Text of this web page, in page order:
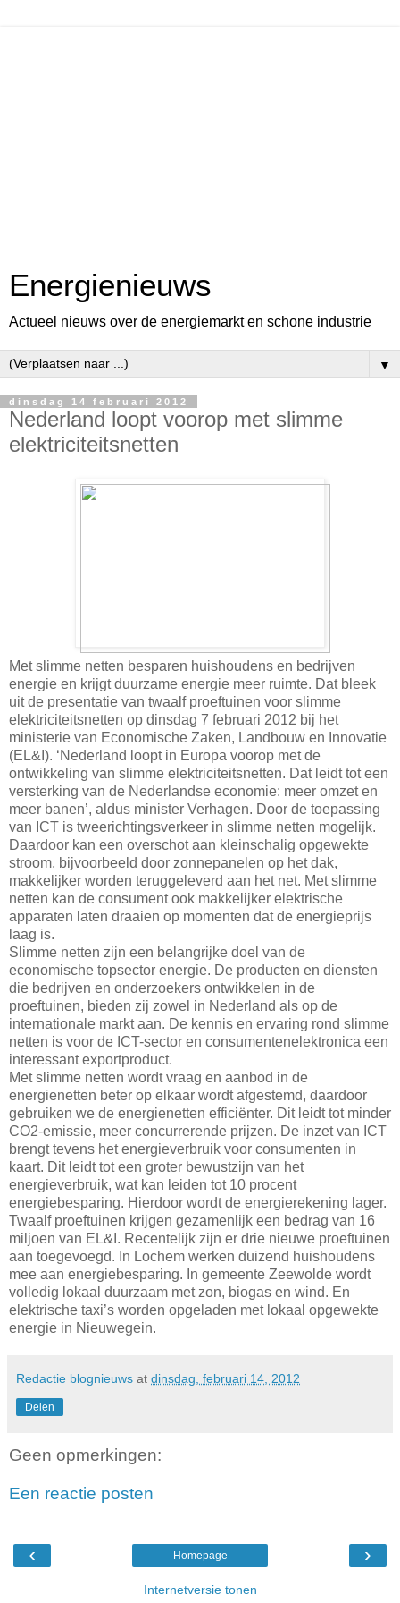
Energienieuws
Actueel nieuws over de energiemarkt en schone industrie
▼
dinsdag 14 februari 2012
Nederland loopt voorop met slimme
elektriciteitsnetten
Met slimme netten besparen huishoudens en bedrijven
energie en krijgt duurzame energie meer ruimte. Dat bleek
uit de presentatie van twaalf proeftuinen voor slimme
elektriciteitsnetten op dinsdag 7 februari 2012 bij het
ministerie van Economische Zaken, Landbouw en Innovatie
(EL&I). ‘Nederland loopt in Europa voorop met de
ontwikkeling van slimme elektriciteitsnetten. Dat leidt tot een
versterking van de Nederlandse economie: meer omzet en
meer banen’, aldus minister Verhagen. Door de toepassing
van ICT is tweerichtingsverkeer in slimme netten mogelijk.
Daardoor kan een overschot aan kleinschalig opgewekte
stroom, bijvoorbeeld door zonnepanelen op het dak,
makkelijker worden teruggeleverd aan het net. Met slimme
netten kan de consument ook makkelijker elektrische
apparaten laten draaien op momenten dat de energieprijs
laag is.
Slimme netten zijn een belangrijke doel van de
economische topsector energie. De producten en diensten
die bedrijven en onderzoekers ontwikkelen in de
proeftuinen, bieden zij zowel in Nederland als op de
internationale markt aan. De kennis en ervaring rond slimme
netten is voor de ICT-sector en consumentenelektronica een
interessant exportproduct.
Met slimme netten wordt vraag en aanbod in de
energienetten beter op elkaar wordt afgestemd, daardoor
gebruiken we de energienetten efficiënter. Dit leidt tot minder
CO2-emissie, meer concurrerende prijzen. De inzet van ICT
brengt tevens het energieverbruik voor consumenten in
kaart. Dit leidt tot een groter bewustzijn van het
energieverbruik, wat kan leiden tot 10 procent
energiebesparing. Hierdoor wordt de energierekening lager.
Twaalf proeftuinen krijgen gezamenlijk een bedrag van 16
miljoen van EL&I. Recentelijk zijn er drie nieuwe proeftuinen
aan toegevoegd. In Lochem werken duizend huishoudens
mee aan energiebesparing. In gemeente Zeewolde wordt
volledig lokaal duurzaam met zon, biogas en wind. En
elektrische taxi’s worden opgeladen met lokaal opgewekte
energie in Nieuwegein.
Redactie blognieuws at dinsdag, februari 14, 2012
Delen
Geen opmerkingen:
Een reactie posten
‹ ›
Homepage
Internetversie tonen